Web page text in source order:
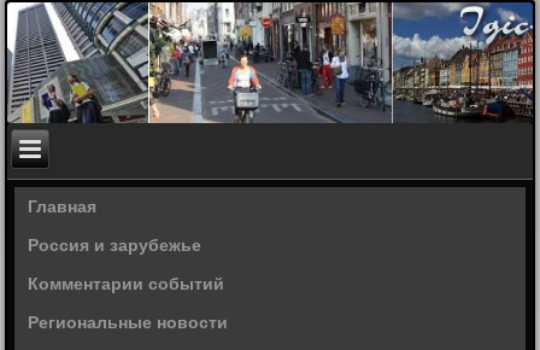
Главная
Россия и зарубежье
Комментарии событий
Региональные новости